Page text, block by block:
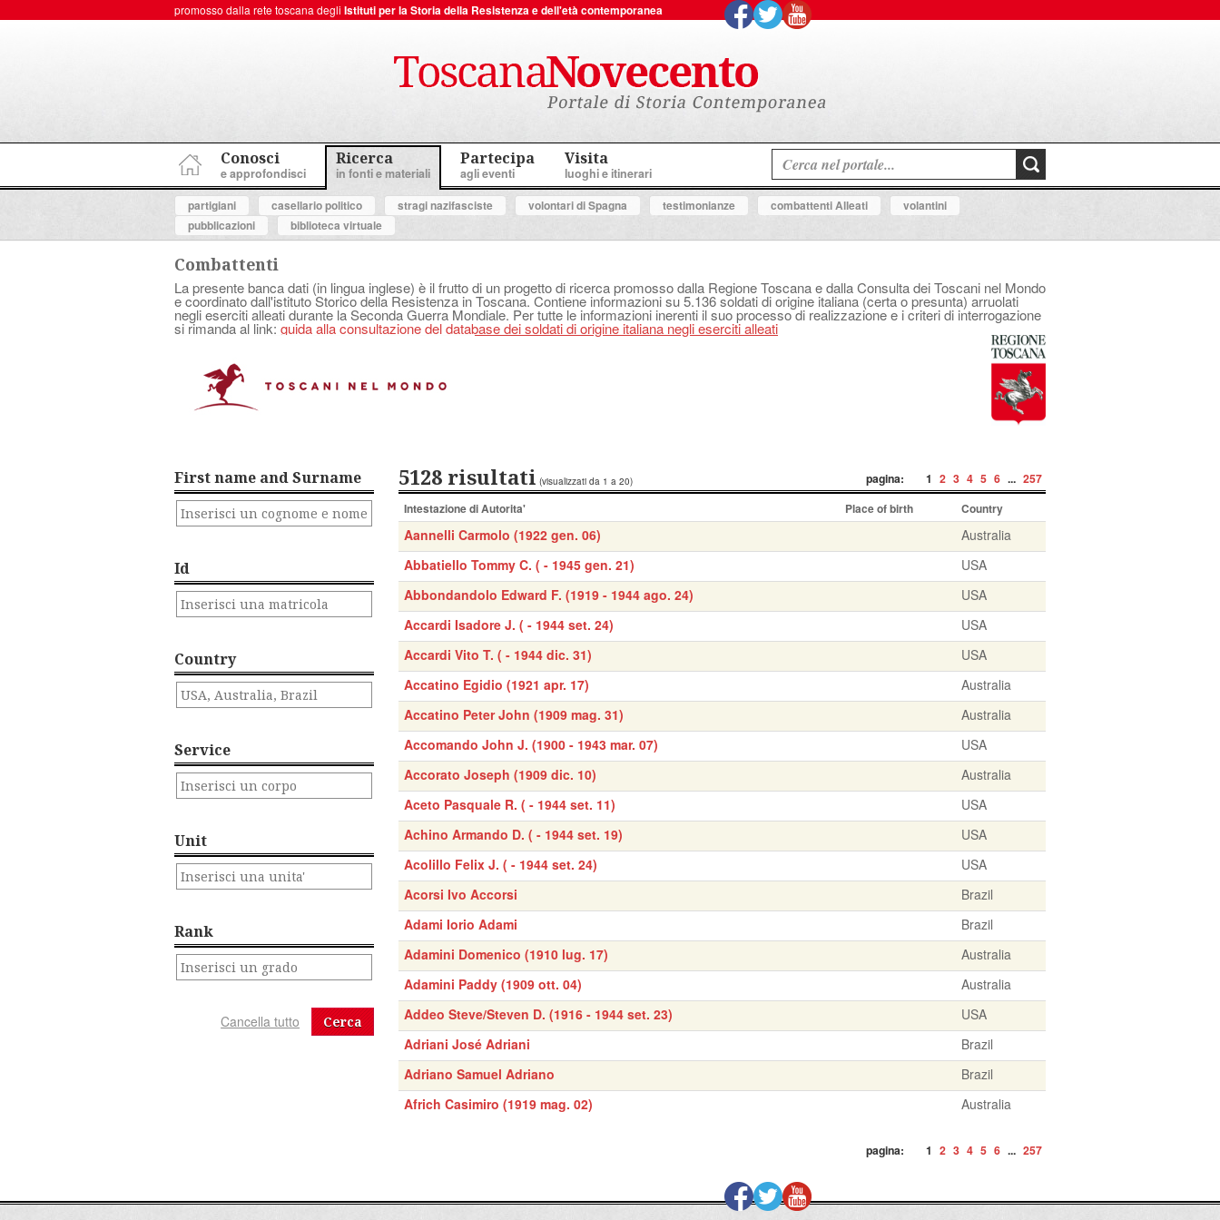
promosso dalla rete toscana degli Istituti per la Storia della Resistenza e dell'età contemporanea
Conosci
e approfondisci
Ricerca
in fonti e materiali
Partecipa
agli eventi
Visita
luoghi e itinerari
partigiani
casellario politico stragi nazifasciste volontari di Spagna testimonianze combattenti Alleati
volantini
pubblicazioni
biblioteca virtuale
Combattenti
La presente banca dati (in lingua inglese) è il frutto di un progetto di ricerca promosso dalla Regione Toscana e dalla Consulta dei Toscani nel Mondo
e coordinato dall'istituto Storico della Resistenza in Toscana. Contiene informazioni su 5.136 soldati di origine italiana (certa o presunta) arruolati
negli eserciti alleati durante la Seconda Guerra Mondiale. Per tutte le informazioni inerenti il suo processo di realizzazione e i criteri di interrogazione
si rimanda al link: guida alla consultazione del database dei soldati di origine italiana negli eserciti alleati
First name and Surname
Id
Country
Service
Unit
Rank
Cerca
pagina: 1 2 3 4 5 6 ... 257
5128 risultati (visualizzati da 1 a 20)
Intestazione di Autorita' Place of birth Country
Aannelli Carmolo (1922 gen. 06)
Australia
Abbatiello Tommy C. ( - 1945 gen. 21)
USA
Abbondandolo Edward F. (1919 - 1944 ago. 24)
USA
Accardi Isadore J. ( - 1944 set. 24)
USA
Accardi Vito T. ( - 1944 dic. 31)
USA
Accatino Egidio (1921 apr. 17)
Australia
Accatino Peter John (1909 mag. 31)
Australia
Accomando John J. (1900 - 1943 mar. 07)
USA
Accorato Joseph (1909 dic. 10)
Australia
Aceto Pasquale R. ( - 1944 set. 11)
USA
Achino Armando D. ( - 1944 set. 19)
USA
Acolillo Felix J. ( - 1944 set. 24)
USA
Acorsi Ivo Accorsi
Brazil
Adami Iorio Adami
Brazil
Adamini Domenico (1910 lug. 17)
Australia
Adamini Paddy (1909 ott. 04)
Australia
Addeo Steve/Steven D. (1916 - 1944 set. 23)
USA
Adriani José Adriani
Brazil
Adriano Samuel Adriano
Brazil
Africh Casimiro (1919 mag. 02)
Australia
pagina: 1 2 3 4 5 6 ... 257